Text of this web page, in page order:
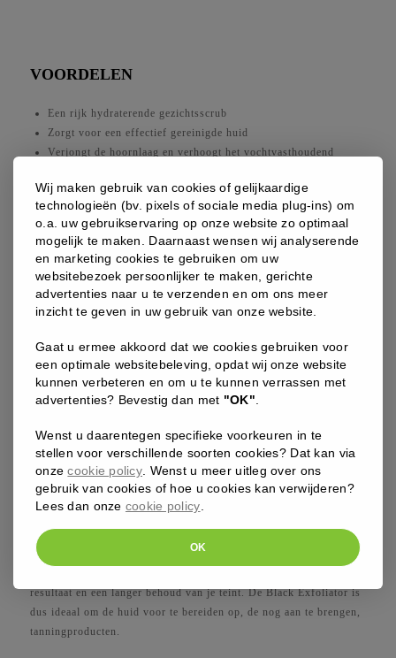
VOORDELEN
Een rijk hydraterende gezichtsscrub
Zorgt voor een effectief gereinigde huid
Verjongt de hoornlaag en verhoogt het vochtvasthoudend
Scrubben voor het tannen zorgt voor een egaler resultaat en
een langer behoud van je teint
Olievrije formule en bevat geen microplastics
GEBRUIKSADVIES
Gebruik:
Breng na het reinigen van het gezicht een kleine hoeveelheid scrub
aan op de vochtige huid. Wrijf met de vingertoppen in kleine
cirkelvormige bewegingen, met speciale aandacht voor de T-zone.
Vermijd de huid rond de ogen. Spoel vervolgens af met lauwwarm
tot 3 keer per week, afhankelijk van je huidtype.
Resultaat:
Na het gebruik van de scrub is de huid optimaal gereinigd en
gehydrateerd. Door de verjonging van de hoornlaag ziet de huid
er jonger en frisser uit. Scrubben voor het tannen verwijdert
resultaat en een langer behoud van je teint. De Black Exfoliator is
dus ideaal om de huid voor te bereiden op, de nog aan te brengen,
tanningproducten.
Wij maken gebruik van cookies of gelijkaardige
technologieën (bv. pixels of sociale media plug-ins) om
o.a. uw gebruikservaring op onze website zo optimaal
mogelijk te maken. Daarnaast wensen wij analyserende
en marketing cookies te gebruiken om uw
websitebezoek persoonlijker te maken, gerichte
advertenties naar u te verzenden en om ons meer
inzicht te geven in uw gebruik van onze website.
Gaat u ermee akkoord dat we cookies gebruiken voor
een optimale websitebeleving, opdat wij onze website
kunnen verbeteren en om u te kunnen verrassen met
advertenties? Bevestig dan met "OK"
Wenst u daarentegen specifieke voorkeuren in te
stellen voor verschillende soorten cookies? Dat kan via
onzecookie policy . Wenst u meer uitleg over ons
gebruik van cookies of hoe u cookies kan verwijderen?
Lees dan onze cookie policy
OK